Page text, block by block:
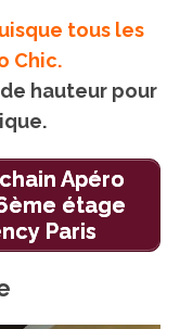
tous les
Chic.
hauteur pour
Apéro
étage
Paris